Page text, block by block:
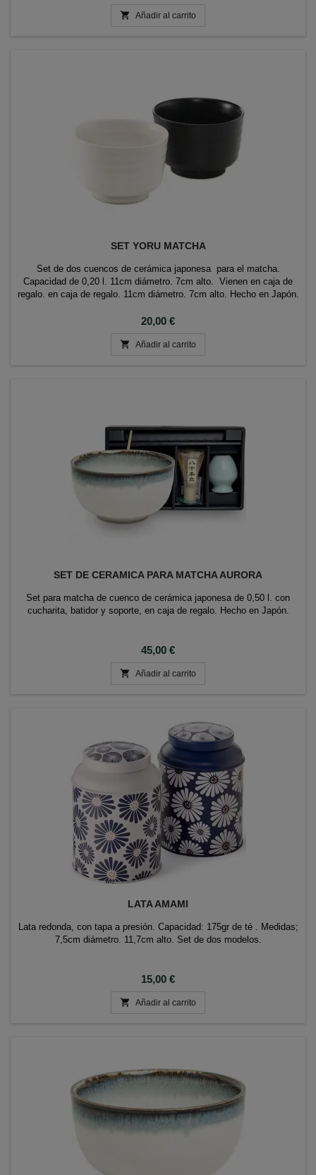
 Añadir al carrito
SET YORU MATCHA
Set de dos cuencos de cerámica japonesa para el matcha.
Capacidad de 0,20 l. 11cm diámetro. 7cm alto. Vienen en caja de
regalo. en caja de regalo. 11cm diámetro. 7cm alto. Hecho en Japón.
Precio
20,00 €
 Añadir al carrito
SET DE CERAMICA PARA MATCHA AURORA
Set para matcha de cuenco de cerámica japonesa de 0,50 l. con
cucharita, batidor y soporte, en caja de regalo. Hecho en Japón.
Precio
45,00 €
 Añadir al carrito
LATA AMAMI
Lata redonda, con tapa a presión. Capacidad: 175gr de té . Medidas;
7,5cm diámetro. 11,7cm alto. Set de dos modelos.
Precio
15,00 €
 Añadir al carrito